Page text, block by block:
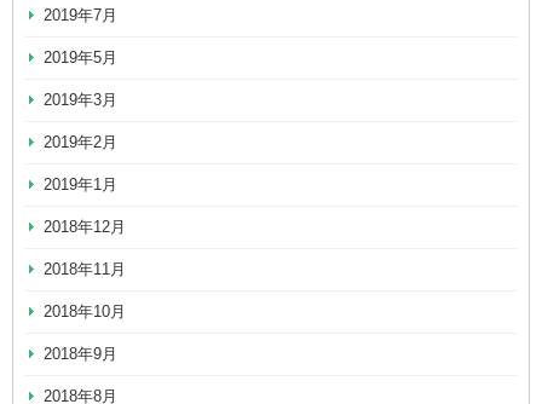
2019年7月
2019年5月
2019年3月
2019年2月
2019年1月
2018年12月
2018年11月
2018年10月
2018年9月
2018年8月